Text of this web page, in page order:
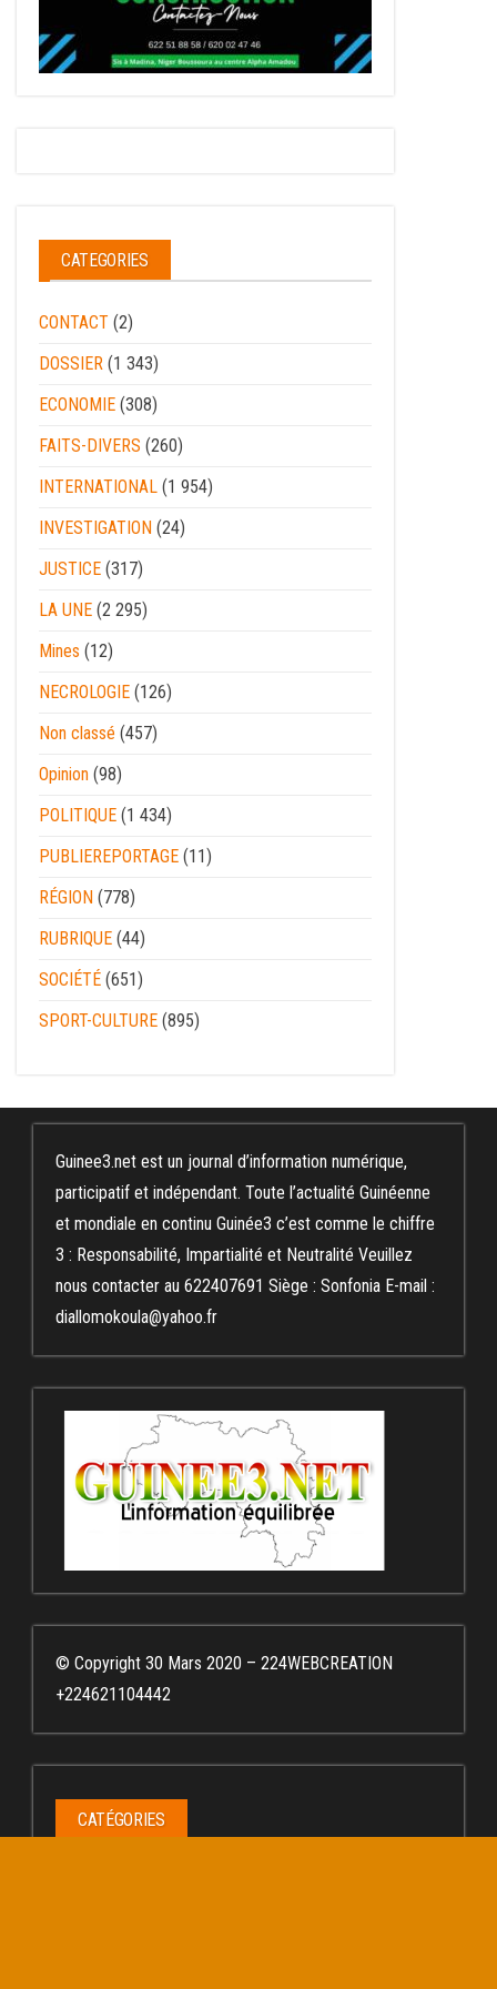
CATEGORIES
CONTACT (2)
DOSSIER (1 343)
ECONOMIE (308)
FAITS-DIVERS (260)
INTERNATIONAL (1 954)
INVESTIGATION (24)
JUSTICE (317)
LA UNE (2 295)
Mines (12)
NECROLOGIE (126)
Non classé (457)
Opinion (98)
POLITIQUE (1 434)
PUBLIEREPORTAGE (11)
RÉGION (778)
RUBRIQUE (44)
SOCIÉTÉ (651)
SPORT-CULTURE (895)
Guinee3.net est un journal d’information numérique,
participatif et indépendant. Toute l’actualité Guinéenne
et mondiale en continu Guinée3 c’est comme le chiffre
3 : Responsabilité, Impartialité et Neutralité Veuillez
nous contacter au 622407691 Siège : Sonfonia E-mail :
diallomokoula@yahoo.fr
© Copyright 30 Mars 2020 – 224WEBCREATION
+224621104442
CATÉGORIES